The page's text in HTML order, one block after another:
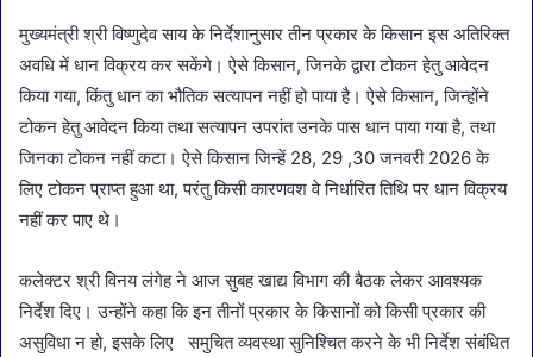
मुख्यमंत्री श्री विष्णुदेव साय के निर्देशानुसार तीन प्रकार के किसान इस अतिरिक्त
अवधि में धान विक्रय कर सकेंगे। ऐसे किसान, जिनके द्वारा टोकन हेतु आवेदन
किया गया, किंतु धान का भौतिक सत्यापन नहीं हो पाया है। ऐसे किसान, जिन्होंने
टोकन हेतु आवेदन किया तथा सत्यापन उपरांत उनके पास धान पाया गया है, तथा
जिनका टोकन नहीं कटा। ऐसे किसान जिन्हें 28, 29 ,30 जनवरी 2026 के
लिए टोकन प्राप्त हुआ था, परंतु किसी कारणवश वे निर्धारित तिथि पर धान विक्रय
नहीं कर पाए थे।
कलेक्टर श्री विनय लंगेह ने आज सुबह खाद्य विभाग की बैठक लेकर आवश्यक
निर्देश दिए। उन्होंने कहा कि इन तीनों प्रकार के किसानों को किसी प्रकार की
असुविधा न हो, इसके लिए समुचित व्यवस्था सुनिश्चित करने के भी निर्देश संबंधित